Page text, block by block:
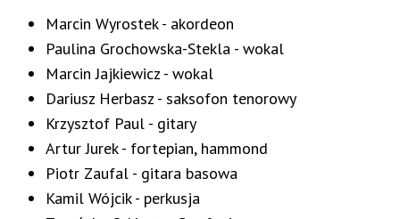
Marcin Wyrostek - akordeon
Paulina Grochowska-Stekla - wokal
Marcin Jajkiewicz - wokal
Dariusz Herbasz - saksofon tenorowy
Krzysztof Paul - gitary
Artur Jurek - fortepian, hammond
Piotr Zaufal - gitara basowa
Kamil Wójcik - perkusja